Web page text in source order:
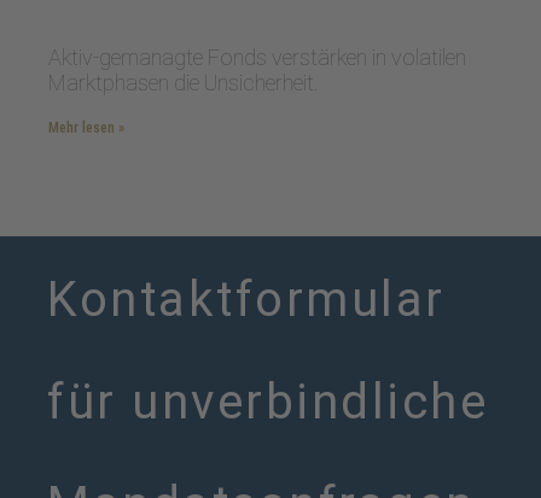
Aktiv-gemanagte Fonds verstärken in volatilen
Marktphasen die Unsicherheit.
Mehr lesen »
Kontaktformular
für unverbindliche